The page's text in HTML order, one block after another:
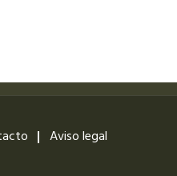
Aviso legal